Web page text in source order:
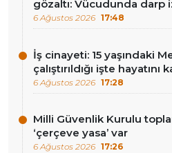
gözaltı: Vücudunda darp
6 Ağustos 2026 17:48
İş cinayeti: 15 yaşındaki
çalıştırıldığı işte hayatını
6 Ağustos 2026 17:28
Milli Güvenlik Kurulu
‘çerçeve yasa’ var
6 Ağustos 2026 17:26